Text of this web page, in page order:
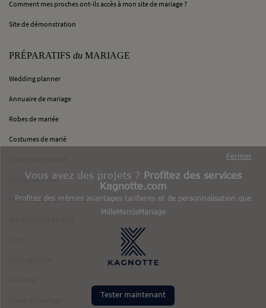
Comment mes proches ont-ils accès à mon site de mariage ?
Site de démonstration
PRÉPARATIFS du MARIAGE
Wedding planner
Annuaire de mariage
Robes de mariée
Costumes de marié
Voyage de noces
Photographie de mariage
Fermer
Vous avez des projets ?
Profitez des services
Kagnotte.com
Profitez des mêmes avantages tarifaires et de personnalisation que
MilleMercisMariage
Tester maintenant